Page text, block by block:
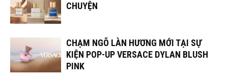
CHUYỆN
CHẠM NGÕ LÀN HƯƠNG MỚI TẠI SỰ
KIỆN POP-UP VERSACE DYLAN BLUSH
PINK